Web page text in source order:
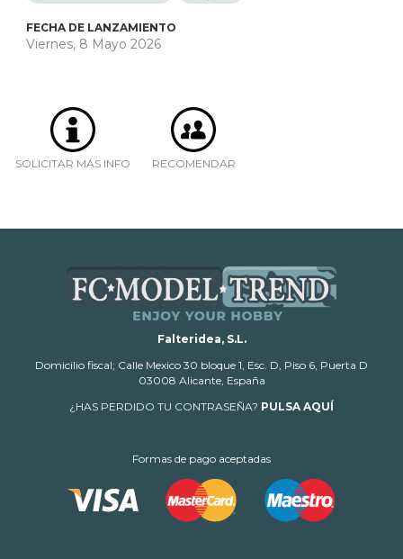
FECHA DE LANZAMIENTO
Viernes, 8 Mayo 2026
SOLICITAR MÁS INFO RECOMENDAR
Falteridea, S.L.
Domicilio fiscal; Calle Mexico 30 bloque 1, Esc. D, Piso 6, Puerta D
03008 Alicante, España
¿HAS PERDIDO TU CONTRASEÑA? PULSA AQUÍ
Formas de pago aceptadas